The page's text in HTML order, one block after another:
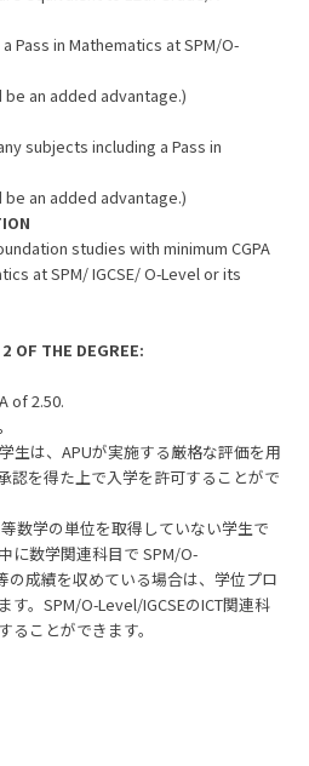
Pass in Mathematics at SPM/O-
an added advantage.)
subjects including a Pass in
an added advantage.)
studies with minimum CGPA
at SPM/ IGCSE/ O-Level or its
OF THE DEGREE:
of 2.50.
生は、APUが実施する厳格な評価を用
認を得た上で入学を許可することがで
数学の単位を取得していない学生で
に数学関連科目で SPM/O-
の成績を収めている場合は、学位プロ
す。SPM/O-Level/IGCSEのICT関連科
ことができます。